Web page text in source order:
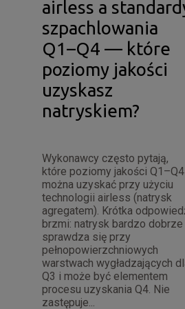
airless a
szpachlowania
Q1–Q4 — które
poziomy jakości
uzyskasz
natryskiem?
Wykonawcy często pytają,
które poziomy jakości Q1–Q4
można uzyskać przy użyciu
technologii airless (natrysk
agregatem). Krótka
brzmi: natrysk bardzo dobrze
sprawdza się przy
pełnopowierzchniowych
warstwach wygładzających
Q3 i może być elementem
procesu uzyskania Q4. Nie
zastępuje...